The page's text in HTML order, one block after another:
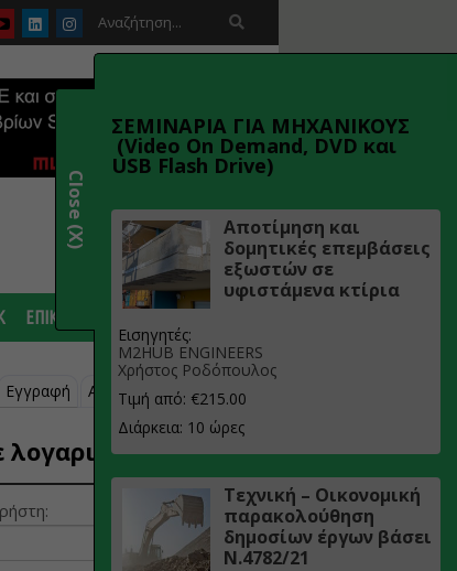
ΕΠΙΚΟΙΝΩΝΙΑ
Εγγραφή Ανάκτηση κωδικού
λογαριασμό;
ΣΕΜΙΝΑΡΙΑ ΓΙΑ ΜΗΧΑΝΙΚΟΥΣ
(Video On Demand, DVD και
USB Flash Drive)
Αποτίμηση και
δομητικές επεμβάσεις
εξωστών σε
υφιστάμενα κτίρια
Εισηγητές:
M2HUB ENGINEERS
Χρήστος Ροδόπουλος
Τιμή από: €215.00
Διάρκεια: 10 ώρες
Τεχνική – Οικονομική
παρακολούθηση
δημοσίων έργων βάσει
Ν.4782/21
Close (X)